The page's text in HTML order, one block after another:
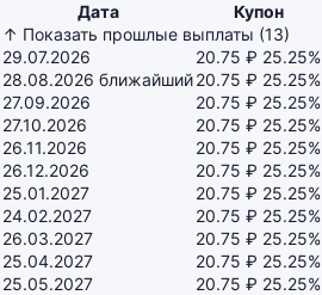
Дата Купон
↑ Показать прошлые выплаты (13)
29.07.2026
20.75 ₽ 25.25%
28.08.2026 ближайший20.75 ₽ 25.25%
27.09.2026
20.75 ₽ 25.25%
27.10.2026
20.75 ₽ 25.25%
26.11.2026
20.75 ₽ 25.25%
26.12.2026
20.75 ₽ 25.25%
25.01.2027
20.75 ₽ 25.25%
24.02.2027
20.75 ₽ 25.25%
26.03.2027
20.75 ₽ 25.25%
25.04.2027
20.75 ₽ 25.25%
25.05.2027
20.75 ₽ 25.25%